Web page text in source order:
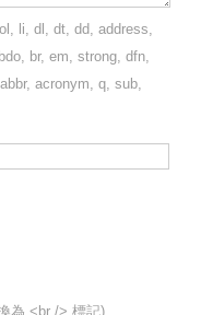
li, dl, dt, dd, address,
br, em, strong, dfn,
acronym, q, sub,
為 <br /> 標記)